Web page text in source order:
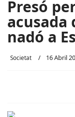
Presó
acusada
nadó a
Societat 16 Abril